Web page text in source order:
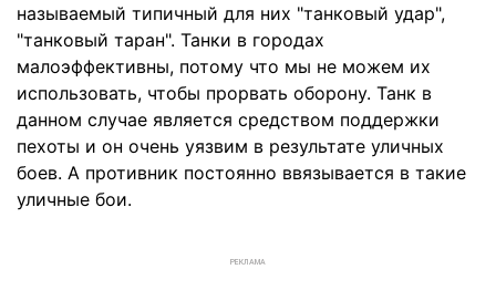
называемый типичный для них "танковый удар",
"танковый таран". Танки в городах
малоэффективны, потому что мы не можем их
использовать, чтобы прорвать оборону. Танк в
данном случае является средством поддержки
пехоты и он очень уязвим в результате уличных
боев. А противник постоянно ввязывается в такие
уличные бои.
РЕКЛАМА